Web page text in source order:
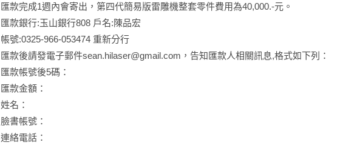
匯款完成1週內會寄出，第四代簡易版雷雕機整套零件費用為40,000.-元。
匯款銀行:玉山銀行808 戶名:陳品宏
帳號:0325-966-053474 重新分行
匯款後請發電子郵件sean.hilaser@gmail.com，告知匯款人相關訊息,格式如下列：
匯款帳號後5碼：
匯款金額：
姓名：
臉書帳號：
連絡電話：